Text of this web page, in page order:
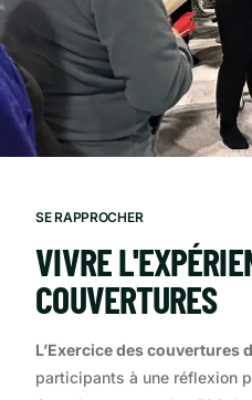
SE RAPPROCHER
VIVRE
COUVERTURES
L’Exercice des couvertures
participants à une réflexion